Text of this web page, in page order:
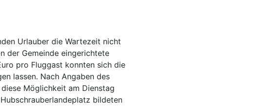
Urlauber die Wartezeit nicht
der Gemeinde eingerichtete
pro Fluggast konnten sich die
lassen. Nach Angaben des
Möglichkeit am Dienstag
bildeten